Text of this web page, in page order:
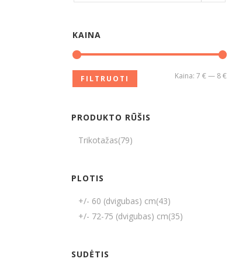
KAINA
FILTRUOTI Kaina: 7 €— 8 €
PRODUKTO RŪŠIS
Trikotažas(79)
PLOTIS
+/- 60 (dvigubas) cm(43)
+/- 72-75 (dvigubas) cm(35)
SUDĖTIS